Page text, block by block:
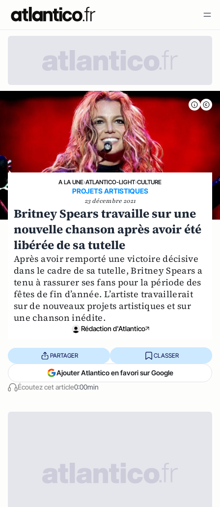
A LA UNE›ATLANTICO-LIGHT›CULTURE
PROJETS ARTISTIQUES
23 décembre 2021
Britney Spears travaille sur une
nouvelle chanson après avoir été
libérée de sa tutelle
Après avoir remporté une victoire décisive
dans le cadre de sa tutelle, Britney Spears a
tenu à rassurer ses fans pour la période des
fêtes de fin d’année. L’artiste travaillerait
sur de nouveaux projets artistiques et sur
une chanson inédite.
Rédaction d'Atlantico
Écoutez cet article0:00min
PARTAGER CLASSER
Ajouter Atlantico en favori sur Google